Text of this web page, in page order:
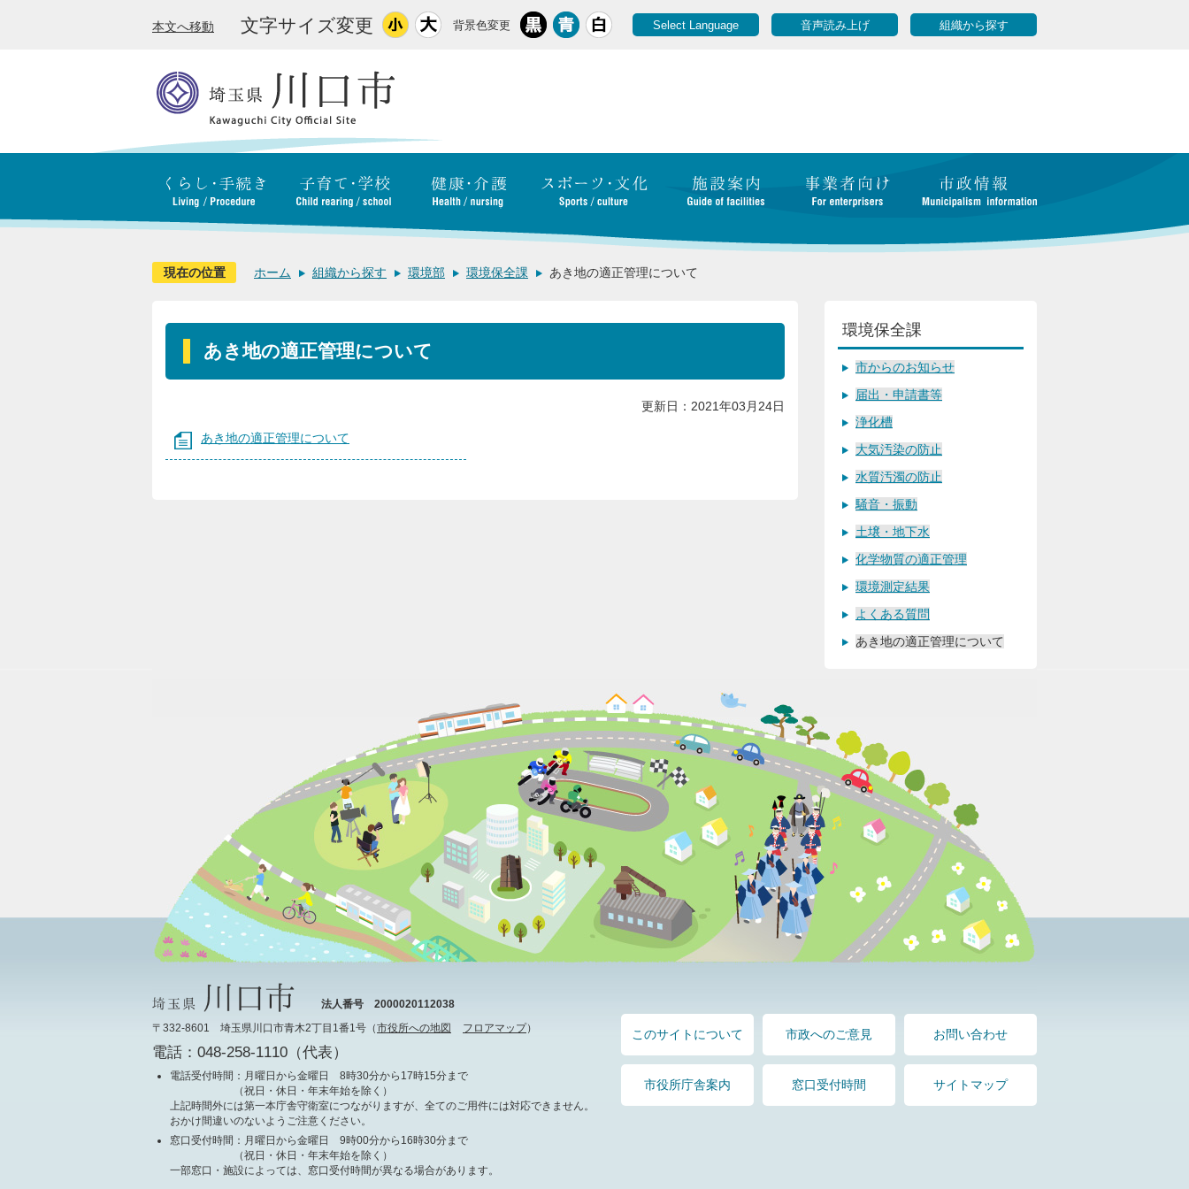
本文へ移動 文字サイズ変更 背景色変更 Select Language 音声読み上げ 組織から探す
現在の位置 ホーム 組織から探す 環境部 環境保全課 あき地の適正管理について
あき地の適正管理について
更新日：2021年03月24日
あき地の適正管理について
環境保全課
市からのお知らせ
届出・申請書等
浄化槽
大気汚染の防止
水質汚濁の防止
騒音・振動
土壌・地下水
化学物質の適正管理
環境測定結果
よくある質問
あき地の適正管理について
法人番号 2000020112038
〒332-8601 埼玉県川口市青木2丁目1番1号（市役所への地図 フロアマップ）
電話：048-258-1110（代表）
電話受付時間 ：月曜日から金曜日 8時30分から17時15分まで
（祝日・休日・年末年始を除く）
上記時間外には第一本庁舎守衛室につながりますが、全てのご用件には対応できません。
おかけ間違いのないようご注意ください。
窓口受付時間 ：月曜日から金曜日 9時00分から16時30分まで
（祝日・休日・年末年始を除く）
一部窓口・施設によっては、窓口受付時間が異なる場合があります。
このサイトについて 市政へのご意見 お問い合わせ
市役所庁舎案内 窓口受付時間 サイトマップ